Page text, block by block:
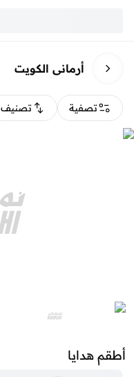
أرماني الكويت
تصفية تصنيف
أطقم هدايا